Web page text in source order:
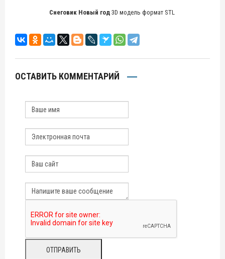
Снеговик Новый год 3D модель формат STL
ОСТАВИТЬ КОММЕНТАРИЙ